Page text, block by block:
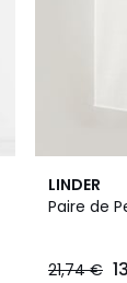
LINDER
Paire de
21,74 €
5
/